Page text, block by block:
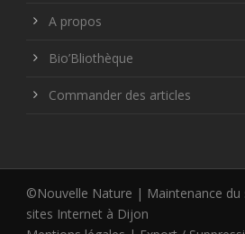
A propos
Bio’Bliothèque
Commander des articles
©Nouvelle Nature | Maintenance du
sites Internet à Dijon